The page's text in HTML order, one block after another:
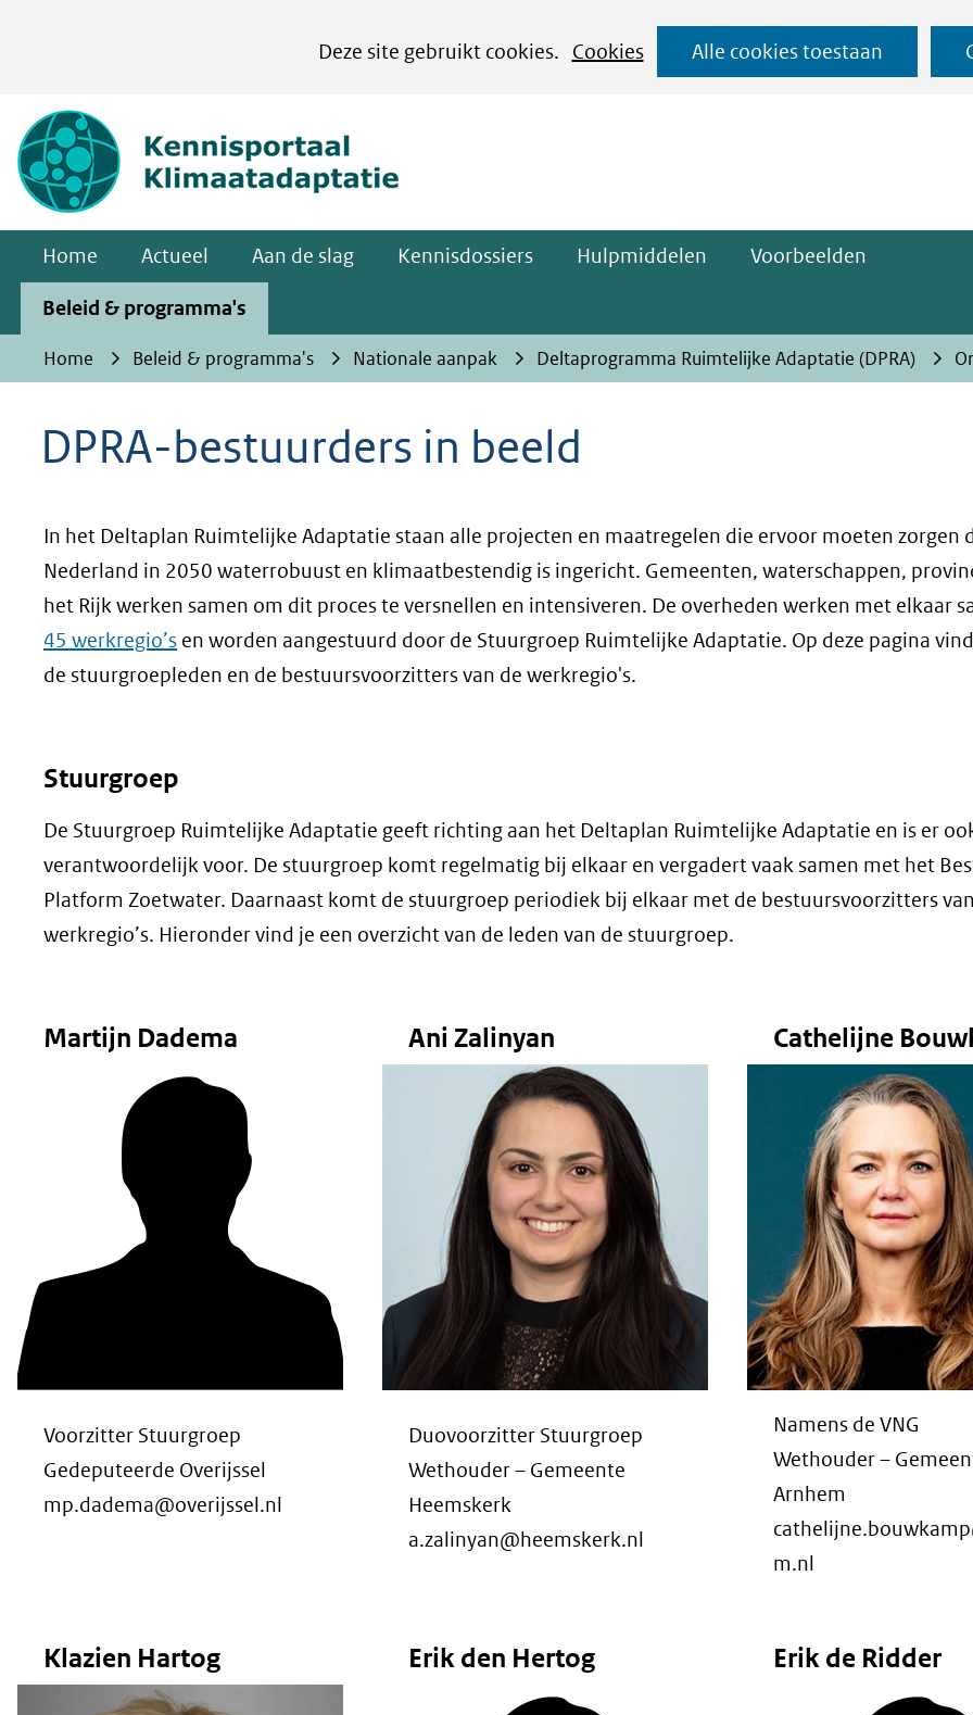
Deze site gebruikt cookies.
Cookies
kan
het
gebruik
van
cookies
deze
website
toegestaan
Alle cookies toestaan
Ga
naar
Home Actueel Aan de slag Kennisdossiers Hulpmiddelen Voorbeelden
Beleid & programma's
Home Beleid & programma's Nationale aanpak Deltaprogramma Ruimtelijke Adaptatie (DPRA)
DPRA-bestuurders in beeld
In het Deltaplan Ruimtelijke Adaptatie staan alle projecten en maatregelen die ervoor moeten zorgen
Nederland in 2050 waterrobuust en klimaatbestendig is ingericht. Gemeenten, waterschappen,
het Rijk werken samen om dit proces te versnellen en intensiveren. De overheden werken met elkaar
45 werkregio’s en worden aangestuurd door de Stuurgroep Ruimtelijke Adaptatie. Op deze pagina
de stuurgroepleden en de bestuursvoorzitters van de werkregio's.
Stuurgroep
De Stuurgroep Ruimtelijke Adaptatie geeft richting aan het Deltaplan Ruimtelijke Adaptatie en is er
verantwoordelijk voor. De stuurgroep komt regelmatig bij elkaar en vergadert vaak samen met het
Platform Zoetwater. Daarnaast komt de stuurgroep periodiek bij elkaar met de bestuursvoorzitters
werkregio’s. Hieronder vind je een overzicht van de leden van de stuurgroep.
Martijn Dadema
Voorzitter Stuurgroep
Gedeputeerde Overijssel
mp.dadema@overijssel.nl
Ani Zalinyan
Duovoorzitter Stuurgroep
Wethouder – Gemeente
Heemskerk
a.zalinyan@heemskerk.nl
Cathelijne
Namens de VNG
Wethouder –
Arnhem
m.nl
Klazien Hartog Erik den Hertog Erik de Ridder